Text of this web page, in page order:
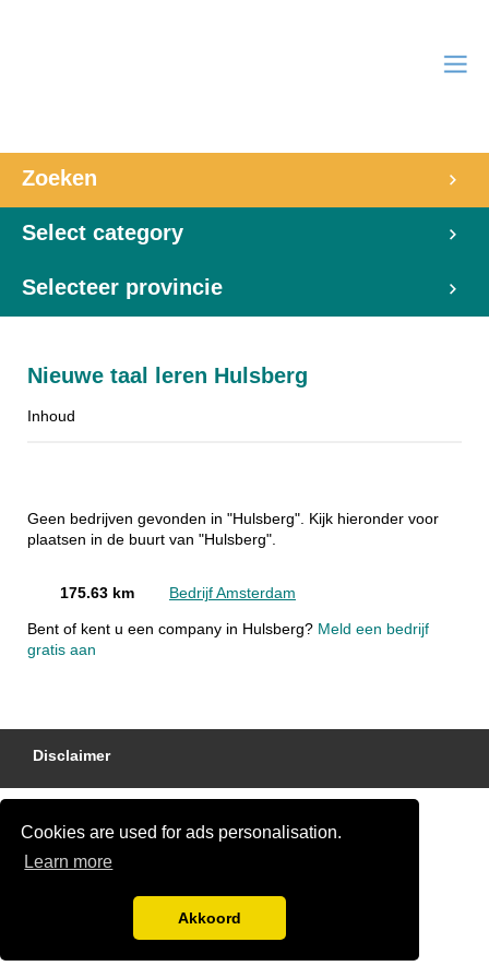
Cookies are used for ads personalisation.
Learn more
Akkoord
Zoeken
Select category
Selecteer provincie
Nieuwe taal leren Hulsberg
Inhoud
Geen bedrijven gevonden in "Hulsberg". Kijk hieronder voor
plaatsen in de buurt van "Hulsberg".
175.63 km Bedrijf Amsterdam
Bent of kent u een company in Hulsberg? Meld een bedrijf
gratis aan
Disclaimer